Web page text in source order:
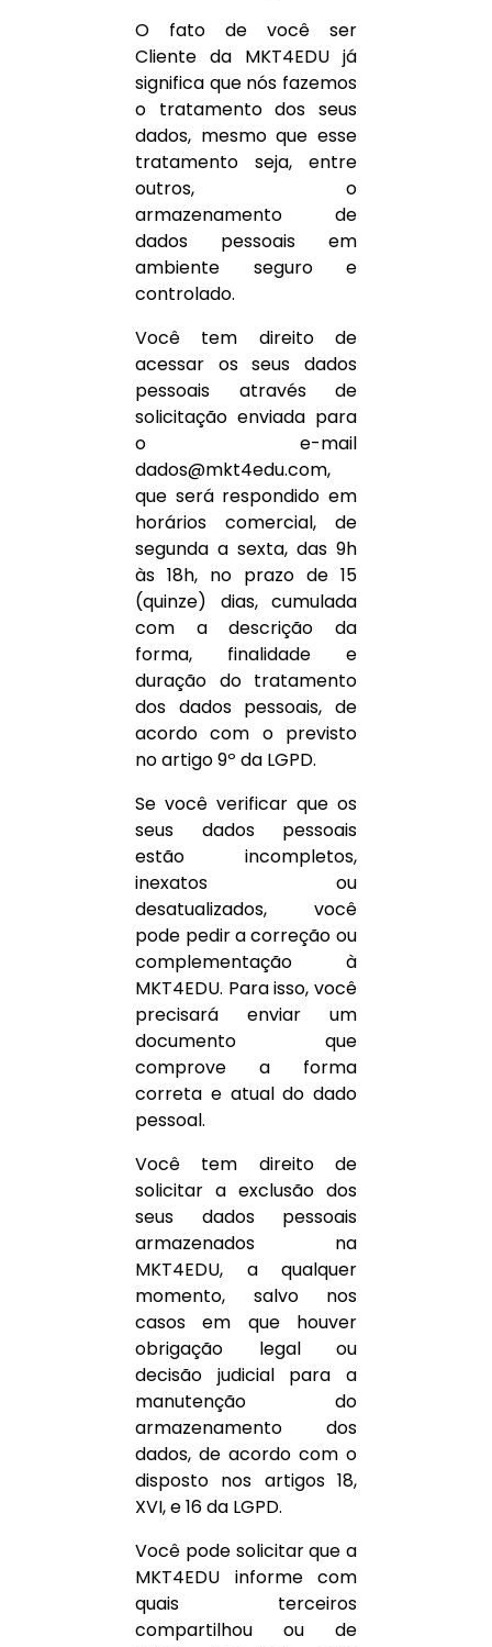
O fato de você ser
Cliente da MKT4EDU já
significa que nós fazemos
o tratamento dos seus
dados, mesmo que esse
tratamento seja, entre
outros, o
armazenamento de
dados pessoais em
ambiente seguro e
controlado.
Você tem direito de
acessar os seus dados
pessoais através de
solicitação enviada para
o e-mail
dados@mkt4edu.com,
que será respondido em
horários comercial, de
segunda a sexta, das 9h
às 18h, no prazo de 15
(quinze) dias, cumulada
com a descrição da
forma, finalidade e
duração do tratamento
dos dados pessoais, de
acordo com o previsto
no artigo 9º da LGPD.
Se você verificar que os
seus dados pessoais
estão incompletos,
inexatos ou
desatualizados, você
pode pedir a correção ou
complementação à
MKT4EDU. Para isso, você
precisará enviar um
documento que
comprove a forma
correta e atual do dado
pessoal.
Você tem direito de
solicitar a exclusão dos
seus dados pessoais
armazenados na
MKT4EDU, a qualquer
momento, salvo nos
casos em que houver
obrigação legal ou
decisão judicial para a
manutenção do
armazenamento dos
dados, de acordo com o
disposto nos artigos 18,
XVI, e 16 da LGPD.
Você pode solicitar que a
MKT4EDU informe com
quais terceiros
compartilhou ou de